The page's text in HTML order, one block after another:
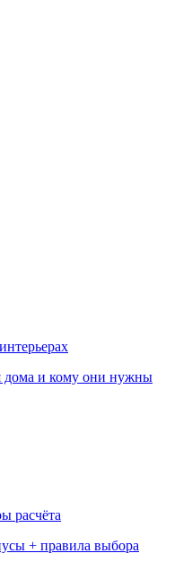
дома и кому они нужны
расчёта
+ правила выбора